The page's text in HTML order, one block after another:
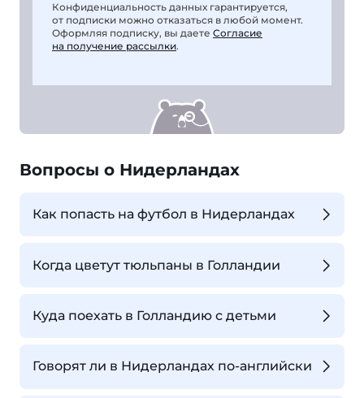
Конфиденциальность данных гарантируется,
от подписки можно отказаться в любой момент.
Оформляя подписку, вы даете Согласие
на получение рассылки.
Вопросы о Нидерландах
Как попасть на футбол в Нидерландах
Когда цветут тюльпаны в Голландии
Куда поехать в Голландию с детьми
Говорят ли в Нидерландах по-английски